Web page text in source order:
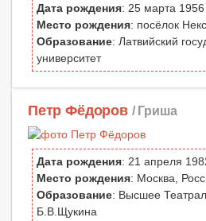
Дата рождения: 25 марта 1956
Место рождения: посёлок
Образование: Латвийский
университет
Петр Фёдоров / Гриша
Дата рождения: 21 апреля
Место рождения: Москва,
Образование: Высшее
Б.В.Щукина